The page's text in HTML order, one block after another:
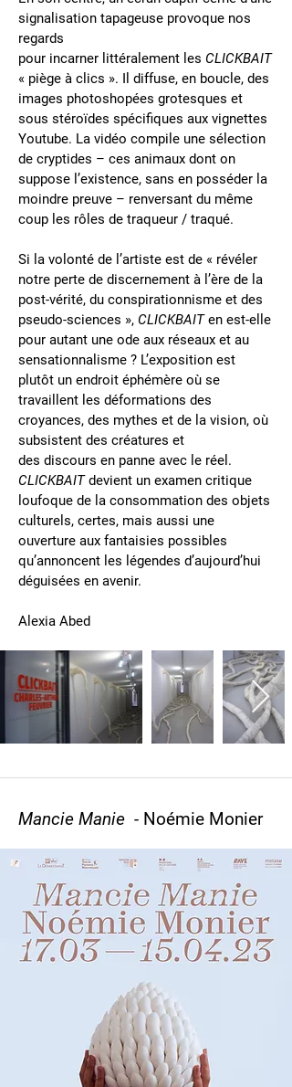
signalisation tapageuse provoque nos
regards
pour incarner littéralement les CLICKBAIT
« piège à clics ». Il diffuse, en boucle, des
images photoshopées grotesques et
sous stéroïdes spécifiques aux vignettes
Youtube. La vidéo compile une sélection
de cryptides – ces animaux dont on
suppose l’existence, sans en posséder la
moindre preuve – renversant du même
coup les rôles de traqueur / traqué.
Si la volonté de l’artiste est de « révéler
notre perte de discernement à l’ère de la
post-vérité, du conspirationnisme et des
pseudo-sciences », CLICKBAITen est-elle
pour autant une ode aux réseaux et au
sensationnalisme ? L’exposition est
plutôt un endroit éphémère où se
travaillent les déformations des
croyances, des mythes et de la vision, où
subsistent des créatures et
des discours en panne avec le réel.
CLICKBAITdevient un examen critique
loufoque de la consommation des objets
culturels, certes, mais aussi une
ouverture aux fantaisies possibles
qu’annoncent les légendes d’aujourd’hui
déguisées en avenir.
Alexia Abed
Mancie Manie - Noémie Monier